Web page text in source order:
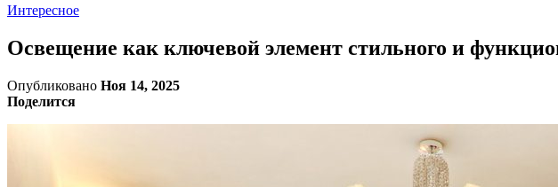
Интересное
Освещение как ключевой элемент стильного и
Опубликовано Ноя 14, 2025
Поделится